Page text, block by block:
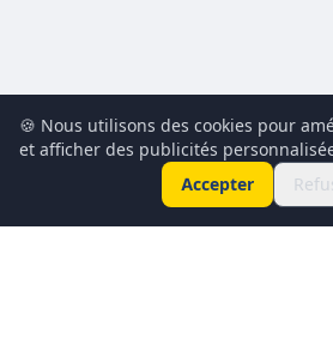
🍪 Nous utilisons des cookies pour
et afficher des publicités
Accepter